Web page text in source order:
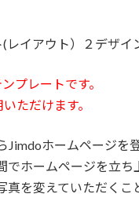
イアウト）２デザイ
プレートです。
ただけます。
Jimdoホームページを
ホームページを立ち
を変えていただく